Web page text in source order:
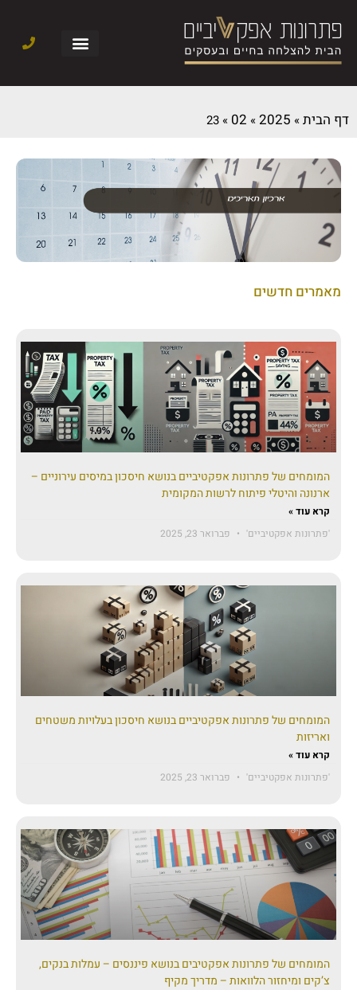
דף הבית»
2025
»
02
»
מאמרים חדשים
המומחים של פתרונות אפקטיביים בנושא חיסכון במיסים עירוניים –
ארנונה והיטלי פיתוח לרשות המקומית
קרא עוד »
'פתרונות אפקטיביים'
פברואר 23, 2025
המומחים של פתרונות אפקטיביים בנושא חיסכון בעלויות משטחים
ואריזות
קרא עוד »
'פתרונות אפקטיביים'
פברואר 23, 2025
המומחים של פתרונות אפקטיבים בנושא פיננסים – עמלות בנקים,
צ’קים ומיחזור הלוואות – מדריך מקיף